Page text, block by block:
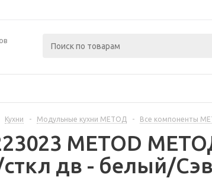
Кухни - Модульные кухни МЕТОД - Все компоненты
METOD
дв - белый/